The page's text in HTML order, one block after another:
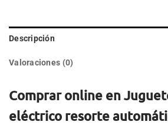
Descripción
Valoraciones (0)
Comprar online en
eléctrico resorte